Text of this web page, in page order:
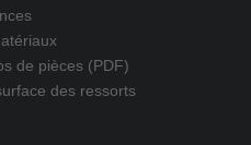
de pièces (PDF)
des ressorts